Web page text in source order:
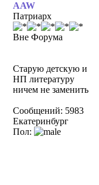
AAW
Патриарх
Вне Форума
Старую детскую и
НП литературу
ничем не заменить
Сообщений: 5983
Екатеринбург
Пол: